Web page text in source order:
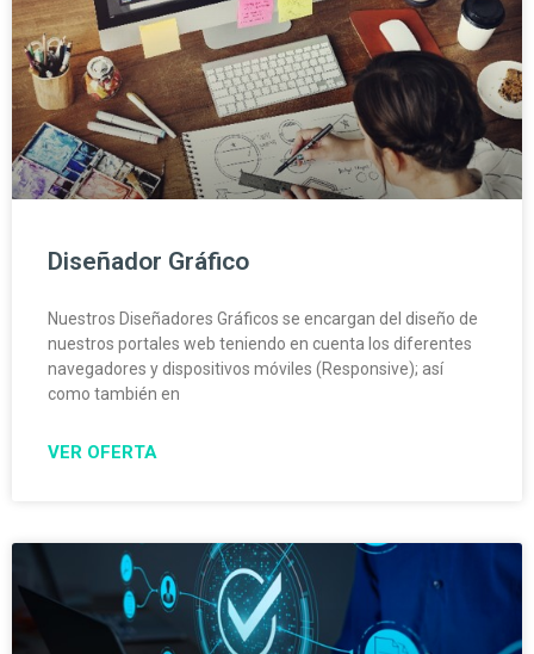
Diseñador Gráfico
Nuestros Diseñadores Gráficos se encargan del diseño de
nuestros portales web teniendo en cuenta los diferentes
navegadores y dispositivos móviles (Responsive); así
como también en
VER OFERTA